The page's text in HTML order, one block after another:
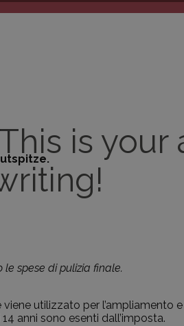
is your
le spese di pulizia finale.
utilizzato per l’ampliamento
anni sono esenti dall’imposta.